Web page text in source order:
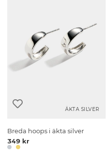
ÄKTA SILVER
Breda hoops i äkta silver
349 kr